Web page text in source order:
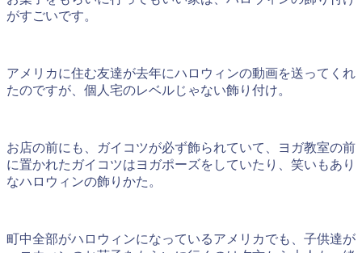
がすごいです。
アメリカに住む友達が去年にハロウィンの動画を送ってくれ
たのですが、個人宅のレベルじゃない飾り付け。
お店の前にも、ガイコツが必ず飾られていて、ヨガ教室の前
に置かれたガイコツはヨガポーズをしていたり、笑いもあり
なハロウィンの飾りかた。
町中全部がハロウィンになっているアメリカでも、子供達が